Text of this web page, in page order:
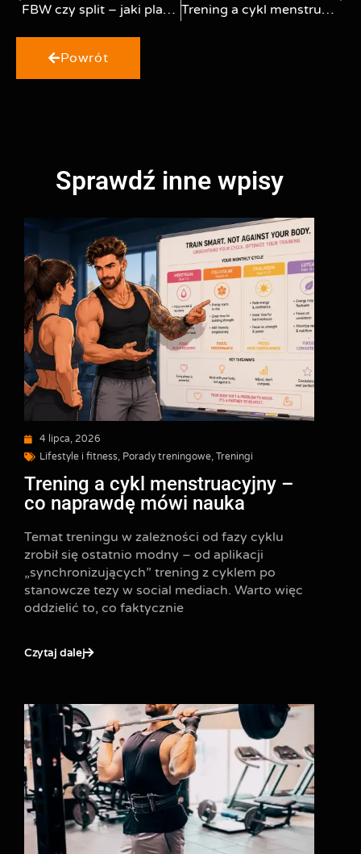
FBW czy split – jaki plan treningowy wybrać? Trening a cykl menstruacyjny – co naprawdę mówi nauka
Powrót
Sprawdź inne wpisy
4 lipca, 2026
Lifestyle i fitness, Porady treningowe, Treningi
Trening a cykl menstruacyjny –
co naprawdę mówi nauka
Temat treningu w zależności od fazy cyklu
zrobił się ostatnio modny – od aplikacji
„synchronizujących” trening z cyklem po
stanowcze tezy w social mediach. Warto więc
oddzielić to, co faktycznie
Czytaj dalej